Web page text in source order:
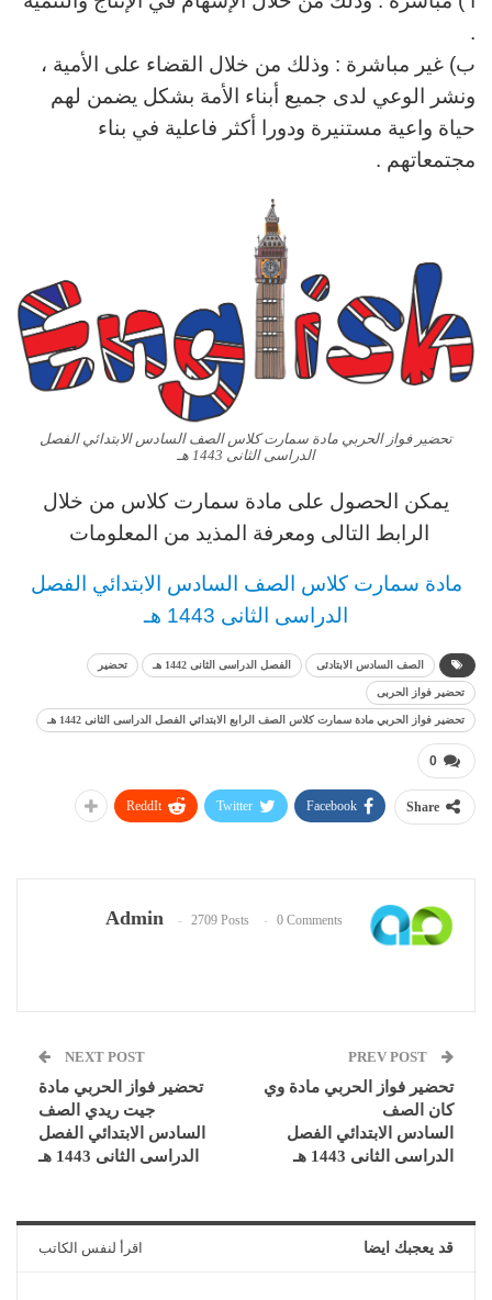
.
ب) غير مباشرة : وذلك من خلال القضاء على الأمية ،
ونشر الوعي لدى جميع أبناء الأمة بشكل يضمن لهم
حياة واعية مستنيرة ودورا أكثر فاعلية في بناء
مجتمعاتهم .
تحضير فواز الحربي مادة سمارت كلاس الصف السادس الابتدائي الفصل
الدراسى الثانى 1443 هـ
يمكن الحصول على مادة سمارت كلاس من خلال
الرابط التالى ومعرفة المذيد من المعلومات
مادة سمارت كلاس الصف السادس الابتدائي الفصل
الدراسى الثانى 1443 هـ
الصف السادس الابتادئى الفصل الدراسى الثانى 1442 هـ تحضير
تحضير فواز الحربى
تحضير فواز الحربي مادة سمارت كلاس الصف الرابع الابتدائي الفصل الدراسى الثانى 1442 هـ
0
Share
Facebook
Twitter
ReddIt
Admin 2709 Posts 0 Comments
تحضير فواز الحربي مادة وي
كان الصف
السادس الابتدائي الفصل
الدراسى الثانى 1443 هـ
NEXT POST
تحضير فواز الحربي مادة
جيت ريدي الصف
السادس الابتدائي الفصل
الدراسى الثانى 1443 هـ
قد يعجبك ايضا اقرأ لنفس الكاتب